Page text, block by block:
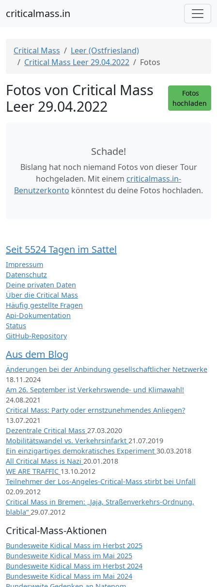
criticalmass.in
Critical Mass
Leer (Ostfriesland)
Critical Mass Leer 29.04.2022
Fotos
Fotos von Critical Mass
Leer 29.04.2022
Fotos
hochladen
Schade!
Bislang hat noch niemand Fotos von dieser Tour
hochgeladen. Mit einem criticalmass.in-
Benutzerkonto könntest du deine Fotos hochladen.
Seit 5524 Tagen im Sattel
Impressum
Datenschutz
Deine privaten Daten
Über die Critical Mass
Häufig gestellte Fragen
Api-Dokumentation
Status
GitHub-Repository
Aus dem Blog
Änderungen bei der Anbindung gesellschaftlicher Netzwerke
18.11.2024
Am 26. September ist Verkehrswende- und Klimawahl!
24.08.2021
Critical Mass: Party oder ernstzunehmendes Anliegen?
13.07.2021
Dezentrale Critical Mass 27.03.2020
Mobilitätswandel vs. Verkehrsinfarkt 21.07.2019
Ein einzigartiges demokratisches Experiment 30.03.2018
All Critical Mass is Nazi 20.01.2018
WE ARE TRAFFIC 13.10.2012
Teilnehmer der Los-Angeles-Critical-Mass stirbt bei Unfall
02.09.2012
Critical Mass in Bremen: „Jaja, Straßenverkehrs-Ordnung,
blabla“ 29.07.2012
Critical-Mass-Aktionen
Bundesweite Kidical Mass im Herbst 2025
Bundesweite Kidical Mass im Mai 2025
Bundesweite Kidical Mass im Herbst 2024
Bundesweite Kidical Mass im Mai 2024